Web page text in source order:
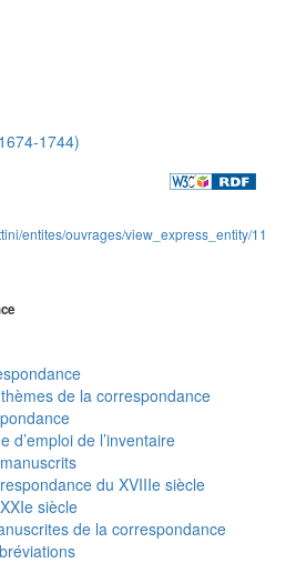
1744)
entites/ouvrages/view_express_entity/11
de la correspondance
d’emploi de l’inventaire
du XVIIIe siècle
siècle
de la correspondance